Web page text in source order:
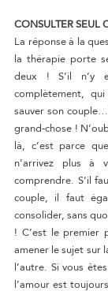
CONSULTER SEUL
La réponse à la
la thérapie porte
deux ! S’il n’y
complètement,
sauver son
grand-chose !
là, c’est parce
n’arrivez plus à
comprendre. S’il
couple, il faut
consolider, sans
! C’est le
amener le sujet sur
l’autre. Si vous
l’amour est